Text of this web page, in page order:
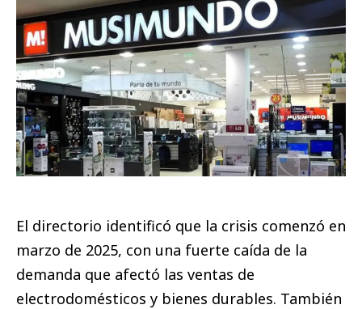
El directorio identificó que la crisis comenzó en
marzo de 2025, con una fuerte caída de la
demanda que afectó las ventas de
electrodomésticos y bienes durables. También